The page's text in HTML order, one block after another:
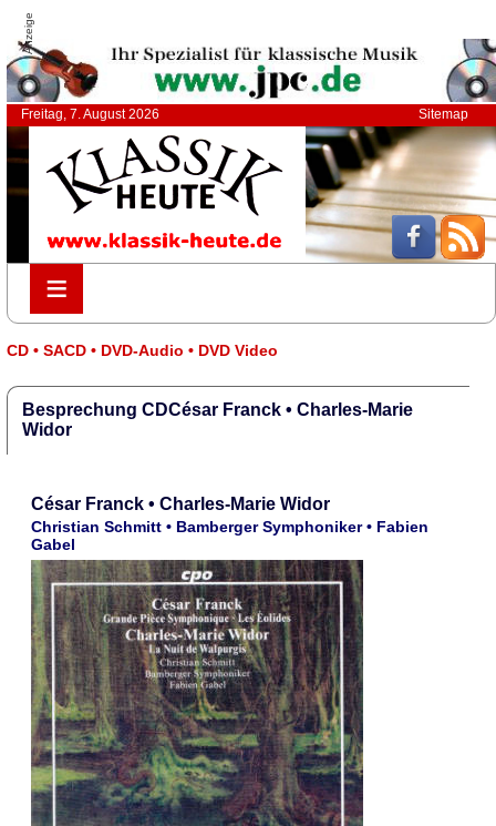
Anzeige
Freitag, 7. August 2026 Sitemap
≡
≡
CD • SACD • DVD-Audio • DVD Video
Besprechung CDCésar Franck • Charles-Marie
Widor
César Franck • Charles-Marie Widor
Christian Schmitt • Bamberger Symphoniker • Fabien
Gabel